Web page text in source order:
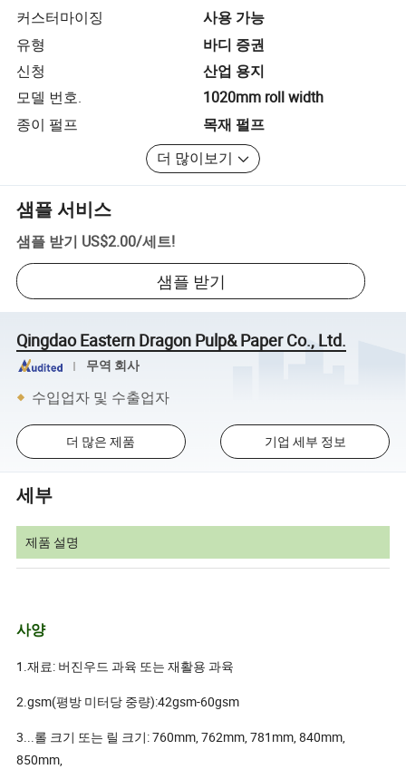
커스터마이징
사용 가능
유형
바디 증권
신청
산업 용지
모델 번호.
1020mm roll width
종이 펄프
목재 펄프
더 많이보기
샘플 서비스
샘플 받기 US$2.00/세트!
샘플 받기
Qingdao Eastern Dragon Pulp& Paper Co., Ltd.
무역 회사
수입업자 및 수출업자
더 많은 제품 기업 세부 정보
세부
제품 설명
사양
1.재료: 버진우드 과육 또는 재활용 과육
2.gsm(평방 미터당 중량):42gsm-60gsm
3...롤 크기 또는 릴 크기: 760mm, 762mm, 781mm, 840mm,
850mm,